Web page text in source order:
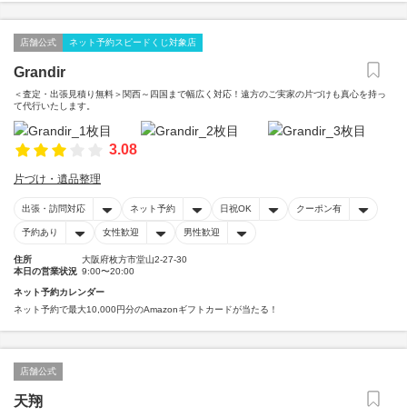
店舗公式 ネット予約スピードくじ対象店
Grandir
＜査定・出張見積り無料＞関西～四国まで幅広く対応！遠方のご実家の片づけも真心を持っ
て代行いたします。
3.08
片づけ・遺品整理
出張・訪問対応 ネット予約 日祝OK クーポン有
予約あり 女性歓迎 男性歓迎
住所
大阪府枚方市堂山2-27-30
本日の営業状況 9:00〜20:00
ネット予約カレンダー
ネット予約で最大10,000円分のAmazonギフトカードが当たる！
店舗公式
天翔